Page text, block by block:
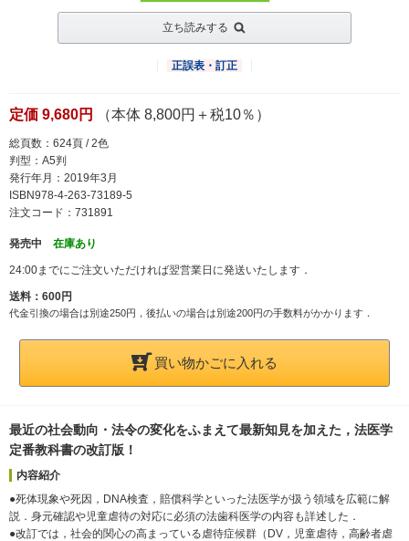
立ち読みする
正誤表・訂正
定価 9,680円 （本体 8,800円＋税10％）
総頁数：624頁 / 2色
判型：A5判
発行年月：2019年3月
ISBN978-4-263-73189-5
注文コード：731891
発売中 在庫あり
24:00までにご注文いただければ翌営業日に発送いたします．
送料：600円
代金引換の場合は別途250円，後払いの場合は別途200円の手数料がかかります．
買い物かごに入れる
最近の社会動向・法令の変化をふまえて最新知見を加えた，法医学
定番教科書の改訂版！
内容紹介
●死体現象や死因，DNA検査，賠償科学といった法医学が扱う領域を広範に解
説．身元確認や児童虐待の対応に必須の法歯科医学の内容も詳述した．
●改訂では，社会的関心の高まっている虐待症候群（DV，児童虐待，高齢者虐